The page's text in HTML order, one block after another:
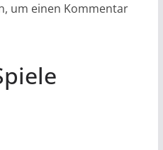
um einen Kommentar